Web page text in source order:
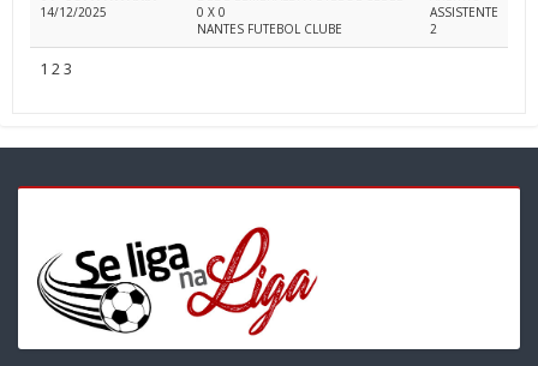
14/12/2025
0 X 0
NANTES FUTEBOL CLUBE
ASSISTENTE
2
1 23